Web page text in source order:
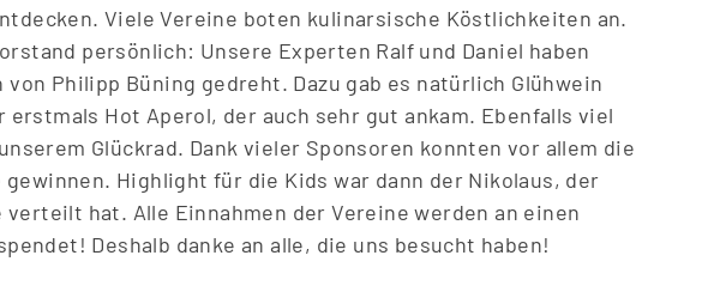
Viele Vereine boten kulinarsische Köstlichkeiten an.
persönlich: Unsere Experten Ralf und Daniel haben
Philipp Büning gedreht. Dazu gab es natürlich Glühwein
erstmals Hot Aperol, der auch sehr gut ankam. Ebenfalls viel
Glückrad. Dank vieler Sponsoren konnten vor allem die
Highlight für die Kids war dann der Nikolaus, der
verteilt hat. Alle Einnahmen der Vereine werden an einen
Deshalb danke an alle, die uns besucht haben!